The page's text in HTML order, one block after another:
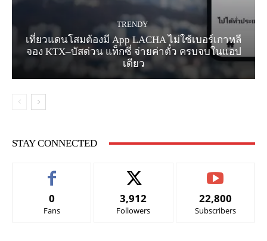
TRENDY
เที่ยวแดนโสมต้องมี App LACHA ไม่ใช้เบอร์เกาหลี
จอง KTX–บัสด่วน แท็กซี่ จ่ายค่าตั๋ว ครบจบในแอป
เดียว
STAY CONNECTED
0
Fans
3,912
Followers
22,800
Subscribers